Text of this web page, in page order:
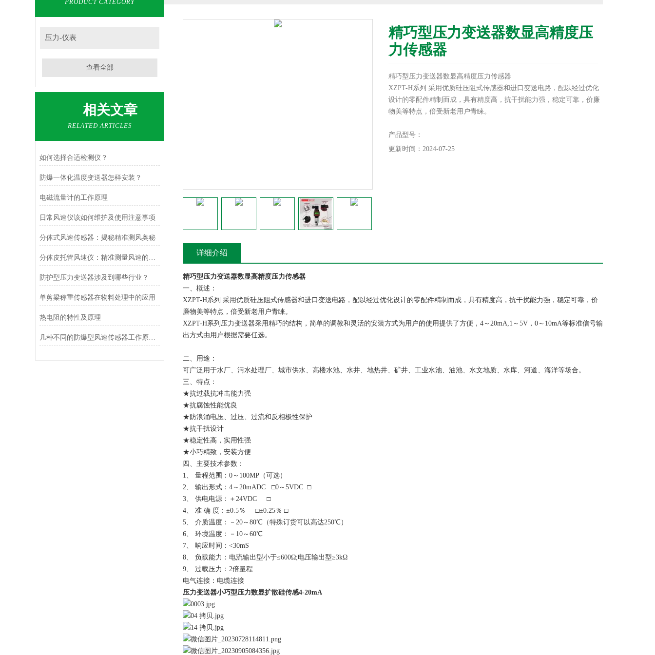
PRODUCT CATEGORY
压力-仪表
查看全部
相关文章
RELATED ARTICLES
如何选择合适检测仪？
防爆一体化温度变送器怎样安装？
电磁流量计的工作原理
日常风速仪该如何维护及使用注意事项
分体式风速传感器：揭秘精准测风奥秘
分体皮托管风速仪：精准测量风速的可靠利器
防护型压力变送器涉及到哪些行业？
单剪梁称重传感器在物料处理中的应用
热电阻的特性及原理
几种不同的防爆型风速传感器工作原理介绍
精巧型压力变送器数显高精度压
力传感器
精巧型压力变送器数显高精度压力传感器
XZPT-H系列 采用优质硅压阻式传感器和进口变送电路，配以经过优化
设计的零配件精制而成，具有精度高，抗干扰能力强，稳定可靠，价廉
物美等特点，倍受新老用户青睐。
产品型号：
更新时间：2024-07-25
详细介绍
精巧型压力变送器数显高精度压力传感器
一、概述：
XZPT-H系列 采用优质硅压阻式传感器和进口变送电路，配以经过优化设计的零配件精制而成，具有精度高，抗干扰能力强，稳定可靠，价
廉物美等特点，倍受新老用户青睐。
XZPT-H系列压力变送器采用精巧的结构，简单的调教和灵活的安装方式为用户的使用提供了方便，4～20mA,1～5V，0～10mA等标准信号输
出方式由用户根据需要任选。
二、用途：
可广泛用于水厂、污水处理厂、城市供水、高楼水池、水井、地热井、矿井、工业水池、油池、水文地质、水库、河道、海洋等场合。
三、特点：
★抗过载抗冲击能力强
★抗腐蚀性能优良
★防浪涌电压、过压、过流和反相极性保护
★抗干扰设计
★稳定性高，实用性强
★小巧精致，安装方便
四、主要技术参数：
1、 量程范围：0～100MP（可选）
2、 输出形式：4～20mADC □0～5VDC □
3、 供电电源：＋24VDC □
4、 准 确 度：±0.5％ □±0.25％ □
5、 介质温度：－20～80℃（特殊订货可以高达250℃）
6、 环境温度：－10～60℃
7、 响应时间： <30mS
8、 负载能力： 电流输出型小于≤600Ω;电压输出型≥3kΩ
9、 过载压力：2倍量程
电气连接：电缆连接
压力变送器小巧型压力数显扩散硅传感4-20mA